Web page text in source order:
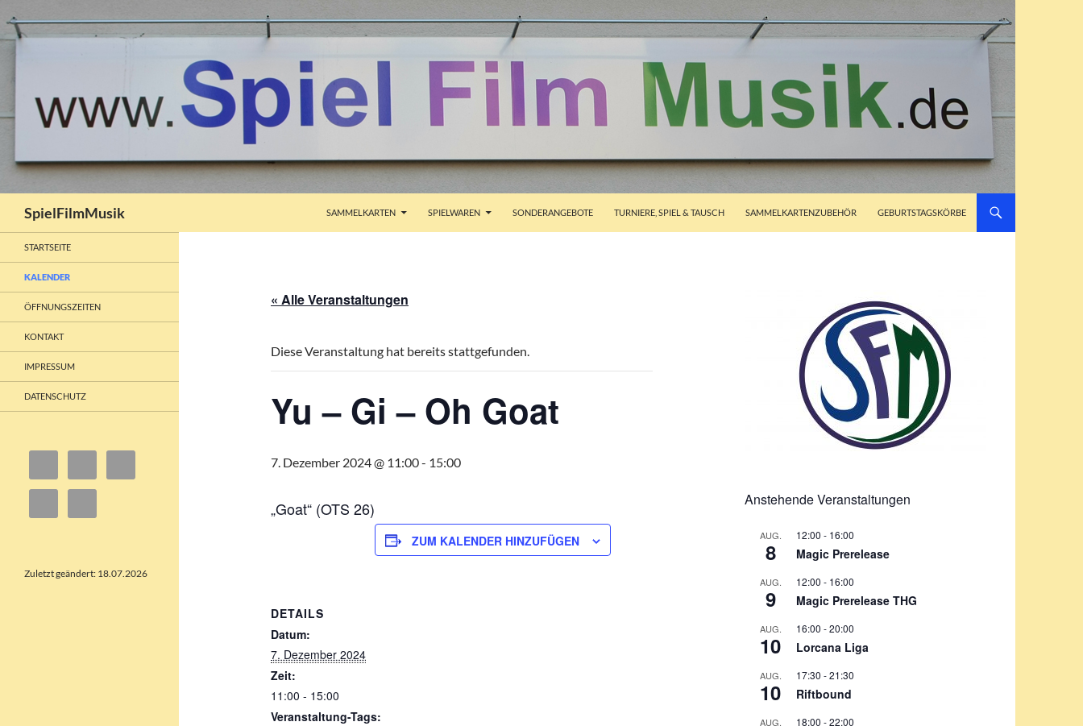
SpielFilmMusik
SAMMELKARTEN
SPIELWAREN SONDERANGEBOTE TURNIERE, SPIEL & TAUSCH SAMMELKARTENZUBEHÖR GEBURTSTAGSKÖRBE
« Alle Veranstaltungen
Diese Veranstaltung hat bereits stattgefunden.
Yu – Gi – Oh Goat
7. Dezember 2024 @ 11:00- 15:00
„Goat“ (OTS 26)
ZUM KALENDER HINZUFÜGEN
DETAILS
Datum:
7. Dezember 2024
Zeit:
11:00 - 15:00
Veranstaltung-Tags:
Anstehende Veranstaltungen
AUG.
8
12:00 - 16:00
Magic Prerelease
AUG.
9
12:00 - 16:00
Magic Prerelease THG
AUG.
10
16:00 -20:00
Lorcana Liga
AUG.
10
17:30 -21:30
Riftbound
AUG. 18:00 -22:00
STARTSEITE
KALENDER
ÖFFNUNGSZEITEN
KONTAKT
IMPRESSUM
DATENSCHUTZ
Zuletzt geändert: 18.07.2026